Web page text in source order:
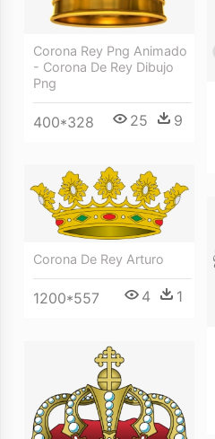
Corona Rey Png Animado
- Corona De Rey Dibujo
Png
400*328 25 9
Corona De Rey Arturo
1200*557 4 1